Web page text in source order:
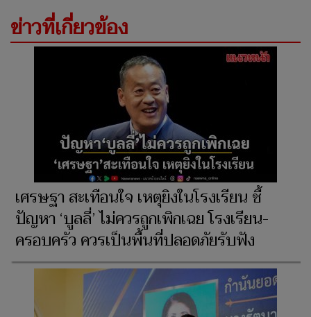
ข่าวที่เกี่ยวข้อง
เศรษฐา สะเทือนใจ เหตุยิงในโรงเรียน ชี้
ปัญหา ‘บูลลี่’ ไม่ควรถูกเพิกเฉย โรงเรียน-
ครอบครัว ควรเป็นพื้นที่ปลอดภัยรับฟัง